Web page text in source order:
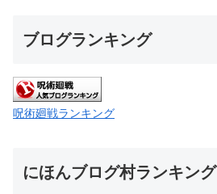
ブログランキング
呪術廻戦ランキング
にほんブログ村ランキング